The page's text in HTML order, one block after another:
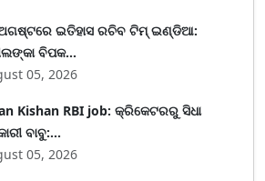
ଇତିହାସ ରଚିବ ଟିମ୍ ଇଣ୍ଡିଆ:
ବିପକ...
05, 2026
Kishan RBI job: କ୍ରିକେଟରରୁ ସିଧା
ବାବୁ:...
05, 2026